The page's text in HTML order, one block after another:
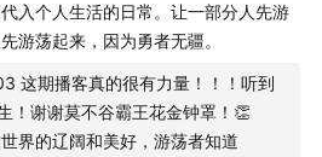
：新的游荡，和新创造的人
入个人生活的日常。让一部分人先游
游荡起来，因为勇者无疆。
这期播客真的很有力量！！！听到
！谢谢莫不谷霸王花金钟罩！👏
界的辽阔和美好，游荡者知道